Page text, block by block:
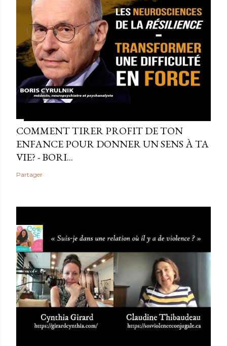
COMMENT TIRER PROFIT DE TON
ENFANCE POUR DONNER UN SENS À TA
VIE? - BORI...
Partager